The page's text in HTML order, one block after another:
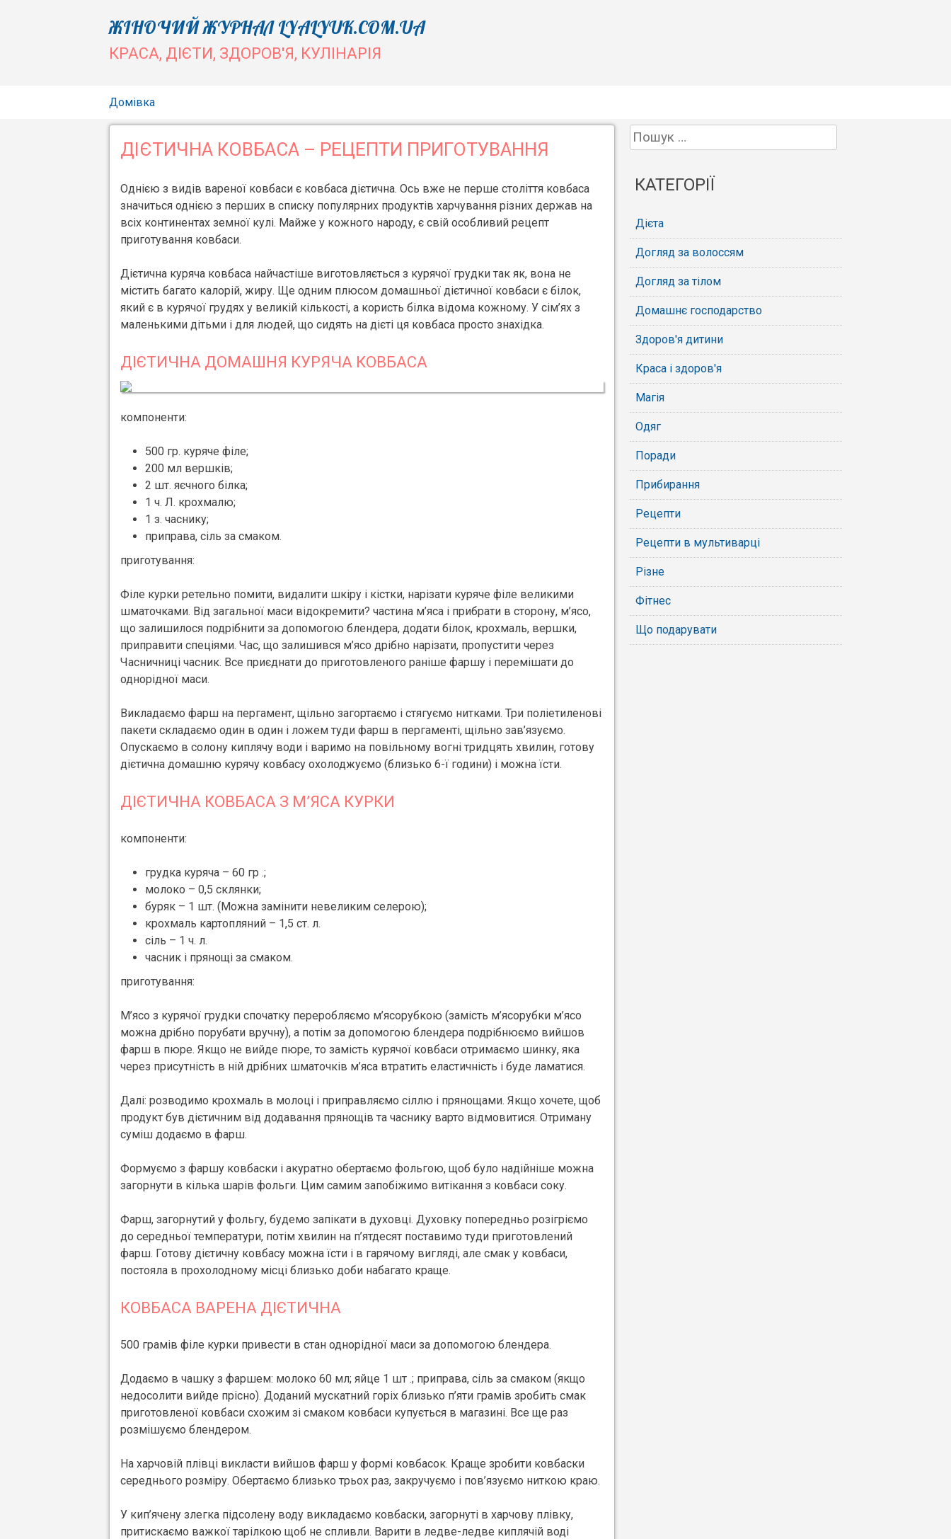
Skip
content
ЖІНОЧИЙ ЖУРНАЛ LYALYUK.COM.UA
КРАСА, ДІЄТИ, ЗДОРОВ'Я, КУЛІНАРІЯ
Домівка
ДІЄТИЧНА КОВБАСА – РЕЦЕПТИ ПРИГОТУВАННЯ
Однією з видів вареної ковбаси є ковбаса дієтична. Ось вже не перше століття ковбаса
значиться однією з перших в списку популярних продуктів харчування різних держав на
всіх континентах земної кулі. Майже у кожного народу, є свій особливий рецепт
приготування ковбаси.
Дієтична куряча ковбаса найчастіше виготовляється з курячої грудки так як, вона не
містить багато калорій, жиру. Ще одним плюсом домашньої дієтичної ковбаси є білок,
який є в курячої грудях у великій кількості, а користь білка відома кожному. У сім’ях з
маленькими дітьми і для людей, що сидять на дієті ця ковбаса просто знахідка.
ДІЄТИЧНА ДОМАШНЯ КУРЯЧА КОВБАСА
компоненти:
500 гр. куряче філе;
200 мл вершків;
2 шт. яєчного білка;
1 ч. Л. крохмалю;
1 з. часнику;
приправа, сіль за смаком.
приготування:
Філе курки ретельно помити, видалити шкіру і кістки, нарізати куряче філе великими
шматочками. Від загальної маси відокремити? частина м’яса і прибрати в сторону, м’ясо,
що залишилося подрібнити за допомогою блендера, додати білок, крохмаль, вершки,
приправити спеціями. Час, що залишився м’ясо дрібно нарізати, пропустити через
Часничниці часник. Все приєднати до приготовленого раніше фаршу і перемішати до
однорідної маси.
Викладаємо фарш на пергамент, щільно загортаємо і стягуємо нитками. Три поліетиленові
пакети складаємо один в один і ложем туди фарш в пергаменті, щільно зав’язуємо.
Опускаємо в солону киплячу води і варимо на повільному вогні тридцять хвилин, готову
дієтична домашню курячу ковбасу охолоджуємо (близько 6-ї години) і можна їсти.
ДІЄТИЧНА КОВБАСА З М’ЯСА КУРКИ
компоненти:
грудка куряча – 60 гр .;
молоко – 0,5 склянки;
буряк – 1 шт. (Можна замінити невеликим селерою);
крохмаль картопляний – 1,5 ст. л.
сіль – 1 ч. л.
часник і прянощі за смаком.
приготування:
М’ясо з курячої грудки спочатку переробляємо м’ясорубкою (замість м’ясорубки м’ясо
можна дрібно порубати вручну), а потім за допомогою блендера подрібнюємо вийшов
фарш в пюре. Якщо не вийде пюре, то замість курячої ковбаси отримаємо шинку, яка
через присутність в ній дрібних шматочків м’яса втратить еластичність і буде ламатися.
Далі: розводимо крохмаль в молоці і приправляємо сіллю і прянощами. Якщо хочете, щоб
продукт був дієтичним від додавання прянощів та часнику варто відмовитися. Отриману
суміш додаємо в фарш.
Формуємо з фаршу ковбаски і акуратно обертаємо фольгою, щоб було надійніше можна
загорнути в кілька шарів фольги. Цим самим запобіжимо витікання з ковбаси соку.
Фарш, загорнутий у фольгу, будемо запікати в духовці. Духовку попередньо розігріємо
до середньої температури, потім хвилин на п’ятдесят поставимо туди приготовлений
фарш. Готову дієтичну ковбасу можна їсти і в гарячому вигляді, але смак у ковбаси,
постояла в прохолодному місці близько доби набагато краще.
КОВБАСА ВАРЕНА ДІЄТИЧНА
500 грамів філе курки привести в стан однорідної маси за допомогою блендера.
Додаємо в чашку з фаршем: молоко 60 мл; яйце 1 шт .; приправа, сіль за смаком (якщо
недосолити вийде прісно). Доданий мускатний горіх близько п’яти грамів зробить смак
приготовленої ковбаси схожим зі смаком ковбаси купується в магазині. Все ще раз
розмішуємо блендером.
На харчовій плівці викласти вийшов фарш у формі ковбасок. Краще зробити ковбаски
середнього розміру. Обертаємо близько трьох раз, закручуємо і пов’язуємо ниткою краю.
У кип’ячену злегка підсолену воду викладаємо ковбаски, загорнуті в харчову плівку,
притискаємо важкої тарілкою щоб не спливли. Варити в ледве-ледве киплячій воді
Пошук:
КАТЕГОРІЇ
Дієта
Догляд за волоссям
Догляд за тілом
Домашнє господарство
Здоров'я дитини
Краса і здоров'я
Магія
Одяг
Поради
Прибирання
Рецепти
Рецепти в мультиварці
Різне
Фітнес
Що подарувати